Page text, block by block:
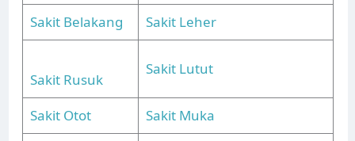
Sakit Belakang Sakit Leher
Sakit Rusuk
Sakit Lutut
Sakit Otot
Sakit Muka